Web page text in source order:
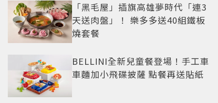
「黑毛屋」插旗高雄夢時代「連3
天送肉盤」！ 樂多多送40組鐵板
燒套餐
BELLINI全新兒童餐登場！手工車
車麵加小飛碟披薩 點餐再送貼紙